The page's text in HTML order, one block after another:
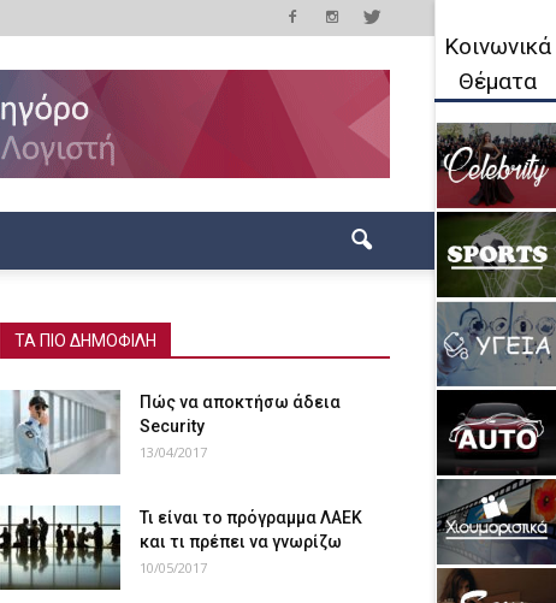
ΤΑ ΠΙΟ ΔΗΜΟΦΙΛΗ
Πώς να αποκτήσω άδεια
Security
13/04/2017
Τι είναι το πρόγραμμα ΛΑΕΚ
και τι πρέπει να γνωρίζω
10/05/2017
Κοινωνικά
Θέματα